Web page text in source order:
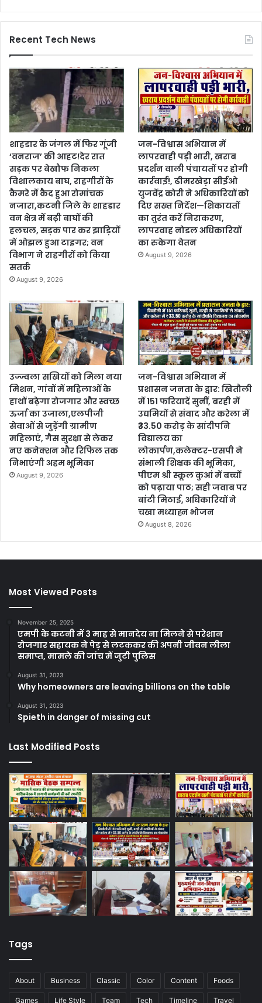
Recent Tech News
शाहडार के जंगल में फिर गूंजी
‘वनराज’ की आहट!देर रात
सड़क पर बेखौफ निकला
विशालकाय बाघ, राहगीरों के
कैमरे में कैद हुआ रोमांचक
नजारा,कटनी जिले के शाहडार
वन क्षेत्र में बढ़ी बाघों की
हलचल, सड़क पार कर झाड़ियों
में ओझल हुआ टाइगर; वन
विभाग ने राहगीरों को किया
सतर्क
August 9, 2026
जन-विश्वास अभियान में
लापरवाही पड़ी भारी, खराब
प्रदर्शन वाली पंचायतों पर होगी
कार्रवाई!, ढीमरखेड़ा सीईओ
युजवेंद्र कोरी ने अधिकारियों को
दिए सख्त निर्देश—शिकायतों
का तुरंत करें निराकरण,
लापरवाह नोडल अधिकारियों
का रुकेगा वेतन
August 9, 2026
उज्ज्वला सखियों को मिला नया
मिशन, गांवों में महिलाओं के
हाथों बढ़ेगा रोजगार और स्वच्छ
ऊर्जा का उजाला,एलपीजी
सेवाओं से जुड़ेंगी ग्रामीण
महिलाएं, गैस सुरक्षा से लेकर
नए कनेक्शन और रिफिल तक
निभाएंगी अहम भूमिका
August 9, 2026
जन-विश्वास अभियान में
प्रशासन जनता के द्वार: खितौली
में 151 फरियादें सुनीं, बरही में
उद्यमियों से संवाद और करेला में
₹33.50 करोड़ के सांदीपनि
विद्यालय का
लोकार्पण,कलेक्टर-एसपी ने
संभाली शिक्षक की भूमिका,
पीएम श्री स्कूल कुआं में बच्चों
को पढ़ाया पाठ; सही जवाब पर
बांटी मिठाई, अधिकारियों ने
चखा मध्याह्न भोजन
August 8, 2026
Most Viewed Posts
November 25, 2025
एमपी के कटनी में 3 माह से मानदेय ना मिलने से परेशान
रोजगार सहायक ने पेड़ से लटककर की अपनी जीवन लीला
समाप्त, मामले की जांच में जुटी पुलिस
August 31, 2023
Why homeowners are leaving billions on the table
August 31, 2023
Spieth in danger of missing cut
Last Modified Posts
Tags
About Business Classic Color Content Foods
Games Life Style Team Tech Timeline Travel